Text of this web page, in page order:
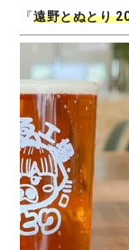
『遠野とぬとり